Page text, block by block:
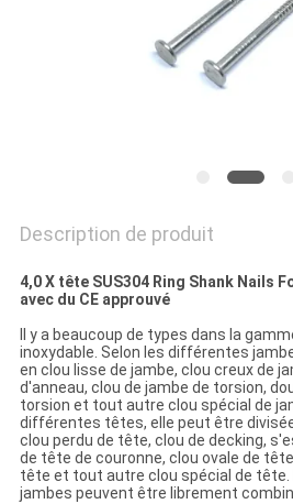
Description de produit
4,0 X tête SUS304 Ring Shank Nails
avec du CE approuvé
Il y a beaucoup de types dans la
inoxydable. Selon les différentes
en clou lisse de jambe, clou creux de
d'anneau, clou de jambe de torsion,
torsion et tout autre clou spécial de
différentes têtes, elle peut être
clou perdu de tête, clou de decking,
de tête de couronne, clou ovale de
tête et tout autre clou spécial de
jambes peuvent être librement